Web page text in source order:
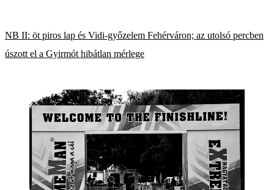
NB II: öt piros lap és Vidi-győzelem Fehérváron; az utolsó percben
úszott el a Gyirmót hibátlan mérlege